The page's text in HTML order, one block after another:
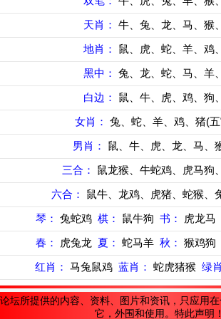
天肖： 牛、兔、龙、马、猴
地肖： 鼠、虎、蛇、羊、鸡
黑中： 兔、龙、蛇、马、羊
白边： 鼠、牛、虎、鸡、狗
女肖： 兔、蛇、羊、鸡、猪(
男肖： 鼠、牛、虎、龙、马、
三合： 鼠龙猴、牛蛇鸡、虎马狗
六合： 鼠牛、龙鸡、虎猪、蛇猴、
琴： 兔蛇鸡 棋： 鼠牛狗 书： 虎龙马
春： 虎兔龙 夏： 蛇马羊 秋： 猴鸡狗
红肖： 马兔鼠鸡 蓝肖： 蛇虎猪猴 绿
坛所提供的内容、资料、图片和资讯，只应用
它，外围和使用。特此声明！